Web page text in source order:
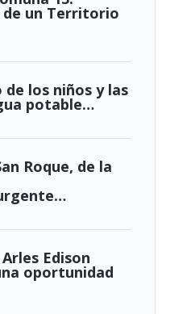
de un Territorio
de los niños y las
potable…
Roque, de la
Edison
oportunidad